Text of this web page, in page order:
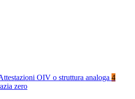
OIV o struttura analoga 4
zero